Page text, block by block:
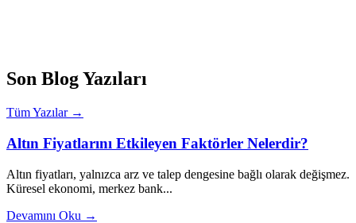
Son Blog Yazıları
Tüm Yazılar →
Altın Fiyatlarını Etkileyen Faktörler Nelerdir?
Altın fiyatları, yalnızca arz ve talep dengesine bağlı olarak değişmez.
Küresel ekonomi, merkez bank...
Devamını Oku →